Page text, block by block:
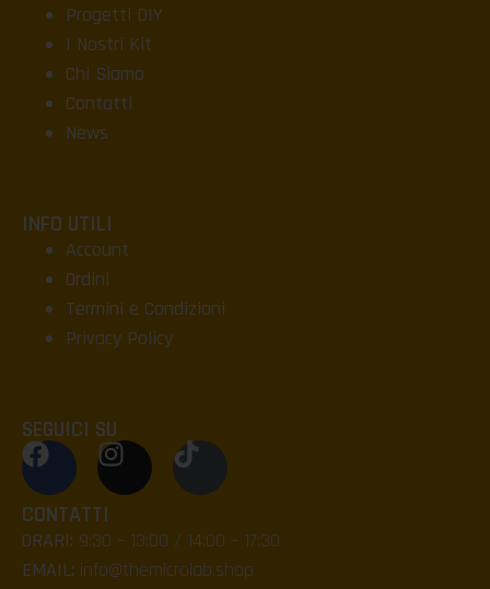
Progetti DIY
I Nostri Kit
Chi Siamo
Contatti
News
INFO UTILI
Account
Ordini
Termini e Condizioni
Privacy Policy
SEGUICI SU
CONTATTI
ORARI: 9:30 – 13:00 / 14:00 – 17:30
EMAIL: info@themicrolab.shop